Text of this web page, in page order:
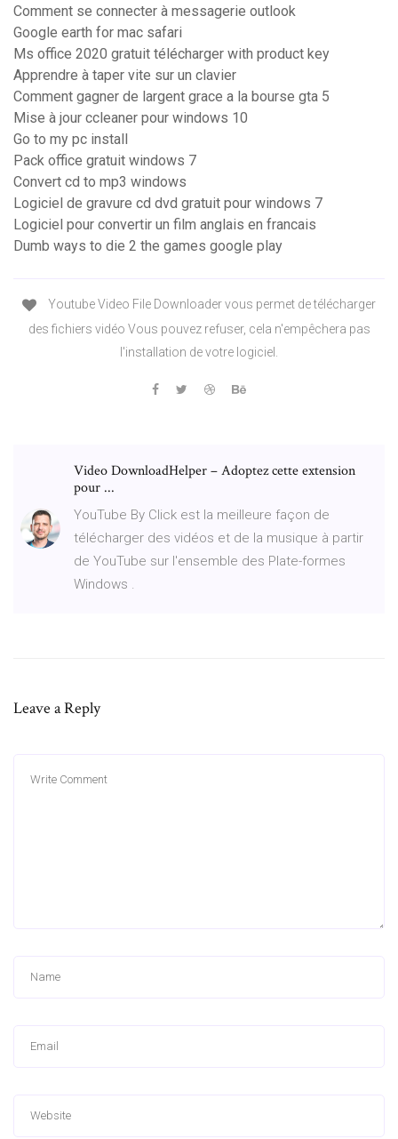
Comment se connecter à messagerie outlook
Google earth for mac safari
Ms office 2020 gratuit télécharger with product key
Apprendre à taper vite sur un clavier
Comment gagner de largent grace a la bourse gta 5
Mise à jour ccleaner pour windows 10
Go to my pc install
Pack office gratuit windows 7
Convert cd to mp3 windows
Logiciel de gravure cd dvd gratuit pour windows 7
Logiciel pour convertir un film anglais en francais
Dumb ways to die 2 the games google play
Youtube Video File Downloader vous permet de télécharger
des fichiers vidéo Vous pouvez refuser, cela n'empêchera pas
l'installation de votre logiciel.
Video DownloadHelper – Adoptez cette extension
pour ...
YouTube By Click est la meilleure façon de
télécharger des vidéos et de la musique à partir
de YouTube sur l'ensemble des Plate-formes
Windows .
Leave a Reply